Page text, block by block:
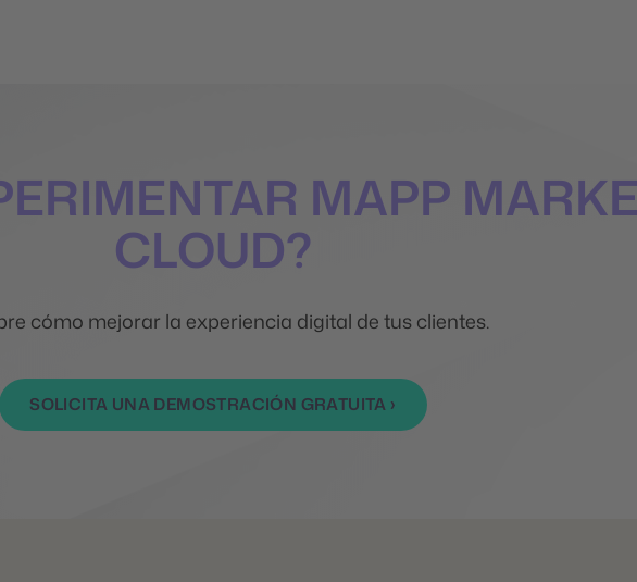
MAPP
CLOUD?
cómo mejorar la experiencia digital de tus clientes.
SOLICITA UNA DEMOSTRACIÓN GRATUITA ›